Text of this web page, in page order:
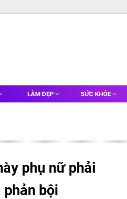
LÀM ĐẸP SỨC KHỎE
phụ nữ phải
bội